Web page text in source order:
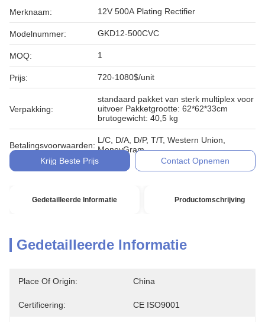
Merknaam: 12V 500A Plating Rectifier
Modelnummer: GKD12-500CVC
MOQ: 1
Prijs: 720-1080$/unit
Verpakking:
standaard pakket van sterk multiplex voor
uitvoer Pakketgrootte: 62*62*33cm
brutogewicht: 40,5 kg
Betalingsvoorwaarden:
L/C, D/A, D/P, T/T, Western Union,
MoneyGram
Krijg Beste Prijs
Contact Opnemen
Gedetailleerde Informatie Productomschrijving
Gedetailleerde Informatie
Place Of Origin: China
Certificering: CE ISO9001